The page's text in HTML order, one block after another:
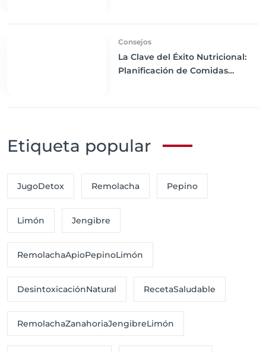
Consejos
La Clave del Éxito Nutricional:
Planificación de Comidas
Etiqueta popular
JugoDetox Remolacha Pepino
Limón Jengibre
RemolachaApioPepinoLimón
DesintoxicaciónNatural RecetaSaludable
RemolachaZanahoriaJengibreLimón